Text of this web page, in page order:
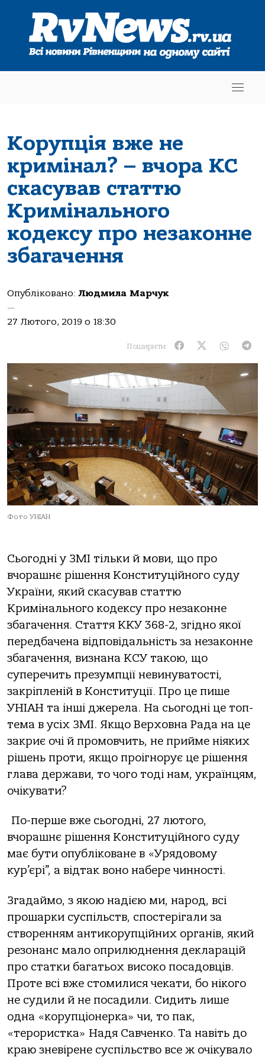
Корупція вже не
кримінал? – вчора КС
скасував статтю
Кримінального
кодексу про незаконне
збагачення
Опубліковано: Людмила Марчук
—
27 Лютого, 2019 о 18:30
Поширити:
Фото УНІАН
Сьогодні у ЗМІ тільки й мови, що про
вчорашнє рішення Конституційного суду
України, який скасував статтю
Кримінального кодексу про незаконне
збагачення. Стаття ККУ 368-2, згідно якої
передбачена відповідальність за незаконне
збагачення, визнана КСУ такою, що
суперечить презумпції невинуватості,
закріпленій в Конституції. Про це пише
УНІАН та інші джерела. На сьогодні це топ-
тема в усіх ЗМІ. Якщо Верховна Рада на це
закриє очі й промовчить, не прийме ніяких
рішень проти, якщо проігнорує це рішення
глава держави, то чого тоді нам, українцям,
очікувати?
По-перше вже сьогодні, 27 лютого,
вчорашнє рішення Конституційного суду
має бути опубліковане в «Урядовому
кур’єрі”, а відтак воно набере чинності.
Згадаймо, з якою надією ми, народ, всі
прошарки суспільств, спостерігали за
створенням антикорупційних органів, який
резонанс мало оприлюднення декларацій
про статки багатьох високо посадовців.
Проте всі вже стомилися чекати, бо нікого
не судили й не посадили. Сидить лише
одна «корупціонерка» чи, то пак,
«терористка» Надя Савченко. Та навіть до
краю зневірене суспільство все ж очікувало